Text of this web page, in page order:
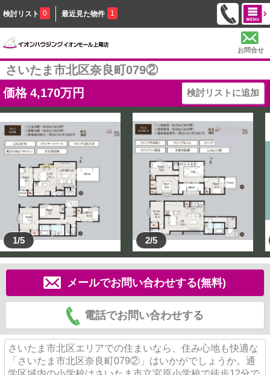
検討リスト 0 最近見た物件 1
お問合せ
さいたま市北区奈良町079②
価格 4,170万円 検討リストに追加
1/5 2/5
メールでお問い合わせする(無料)
電話でお問い合わせする
さいたま市北区エリアでの住まいなら、住み心地も快適な
「さいたま市北区奈良町079②」はいかがでしょうか。通